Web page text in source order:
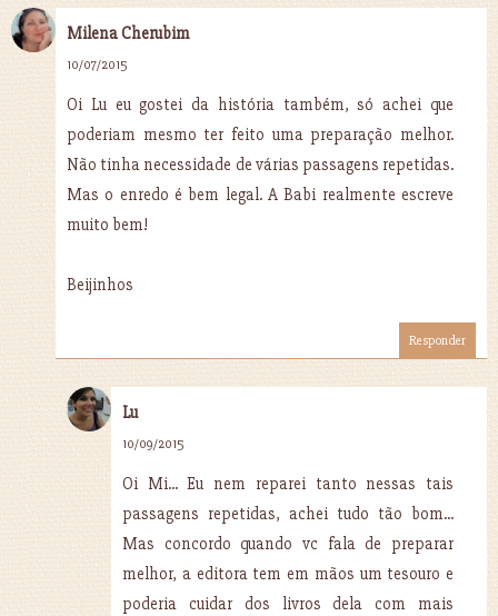
Milena Cherubim
10/07/2015
Oi Lu eu gostei da história também, só achei que
poderiam mesmo ter feito uma preparação melhor.
Não tinha necessidade de várias passagens repetidas.
Mas o enredo é bem legal. A Babi realmente escreve
muito bem!
Beijinhos
Responder
Lu
10/09/2015
Oi Mi... Eu nem reparei tanto nessas tais
passagens repetidas, achei tudo tão bom...
Mas concordo quando vc fala de preparar
melhor, a editora tem em mãos um tesouro e
poderia cuidar dos livros dela com mais